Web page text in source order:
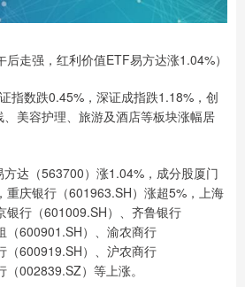
后走强，红利价值ETF易方达涨1.04%）
指数跌0.45%，深证成指跌1.18%，创
美容护理、旅游及酒店等板块涨幅居
达（563700）涨1.04%，成分股厦门
重庆银行（601963.SH）涨超5%，上海
银行（601009.SH）、齐鲁银行
（600901.SH）、渝农商行
（600919.SH）、沪农商行
（002839.SZ）等上涨。